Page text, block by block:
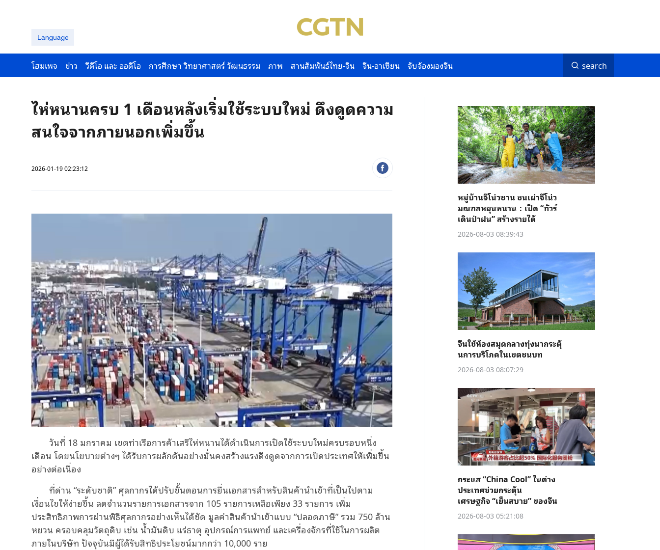
Language
โฮมเพจ ข่าว วีดีโอ และ ออดีโอ การศึกษา วิทยาศาสตร์ วัฒนธรรม ภาพ สานสัมพันธ์ไทย-จีน จีน-อาเซียน จับจ้องมองจีน search
ไห่หนานครบ 1 เดือนหลังเริ่มใช้ระบบใหม่ ดึงดูดความ
สนใจจากภายนอกเพิ่มขึ้น
2026-01-19 02:23:12
วันที่ 18 มกราคม เขตท่าเรือการค้าเสรีไห่หนานได้ดำเนินการเปิดใช้ระบบใหม่ครบรอบหนึ่ง
เดือน โดยนโยบายต่างๆ ได้รับการผลักดันอย่างมั่นคงสร้างแรงดึงดูดจากการเปิดประเทศให้เพิ่มขึ้น
อย่างต่อเนื่อง
ที่ด่าน “ระดับชาติ” ศุลกากรได้ปรับขั้นตอนการยื่นเอกสารสำหรับสินค้านำเข้าที่เป็นไปตาม
เงื่อนไขให้ง่ายขึ้น ลดจำนวนรายการเอกสารจาก 105 รายการเหลือเพียง 33 รายการ เพิ่ม
ประสิทธิภาพการผ่านพิธีศุลกากรอย่างเห็นได้ชัด มูลค่าสินค้านำเข้าแบบ “ปลอดภาษี” รวม 750 ล้าน
หยวน ครอบคลุมวัตถุดิบ เช่น น้ำมันดิบ แร่ธาตุ อุปกรณ์การแพทย์ และเครื่องจักรที่ใช้ในการผลิต
ภายในบริษัท ปัจจุบันมีผู้ได้รับสิทธิประโยชน์มากกว่า 10,000 ราย
หมู่บ้านจีโน่วซาน ชนเผ่าจีโน่ว
มณฑลหยุนหนาน：เปิด “ทัวร์
เดินป่าฝน” สร้างรายได้
2026-08-03 08:39:43
จีนใช้ห้องสมุดกลางทุ่งนากระตุ้
นการบริโภคในเขตชนบท
2026-08-03 08:07:29
กระแส “China Cool” ในต่าง
ประเทศช่วยกระตุ้น
เศรษฐกิจ “เย็นสบาย” ของจีน
2026-08-03 05:21:08